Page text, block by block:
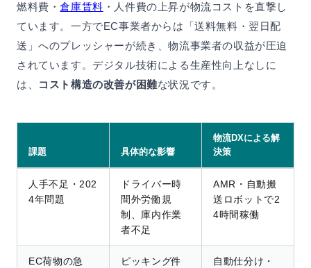
燃料費・倉庫賃料 ・人件費の上昇が物流コストを直撃し
ています。一方でEC事業者からは「送料無料・翌日配
送」へのプレッシャーが続き、物流事業者の収益が圧迫
されています。デジタル技術による生産性向上なしに
は、
コスト構造の改善が困難な状況です。
課題 具体的な影響
物流DXによる解
決策
人手不足・202
4年問題
ドライバー時
間外労働規
制、庫内作業
者不足
AMR・自動搬
送ロボットで2
4時間稼働
EC荷物の急
ピッキング件
自動仕分け・